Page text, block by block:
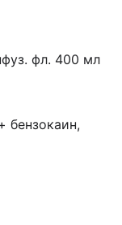
фл. 400 мл
бензокаин,